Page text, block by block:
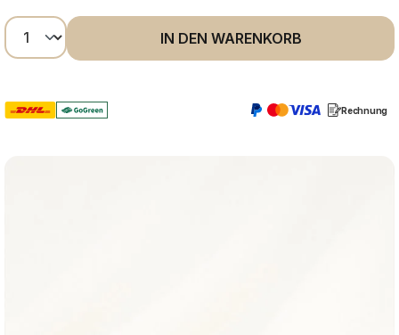
Produkt Anzahl: Gib den gewünschten
IN DEN WARENKORB
Rechnung